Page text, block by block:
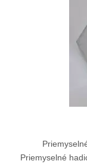
Priemyselné